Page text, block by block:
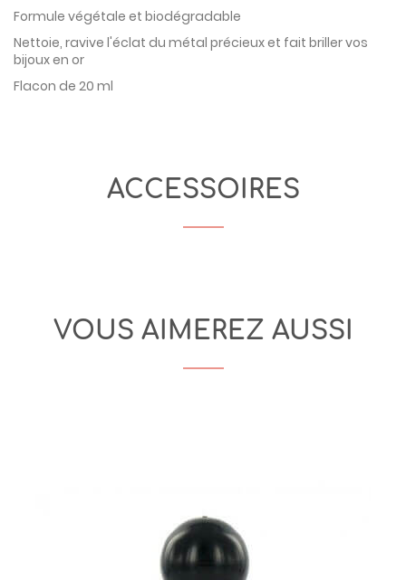
Formule végétale et biodégradable
Nettoie, ravive l'éclat du métal précieux et fait briller vos
bijoux en or
Flacon de 20 ml
ACCESSOIRES
VOUS AIMEREZ AUSSI